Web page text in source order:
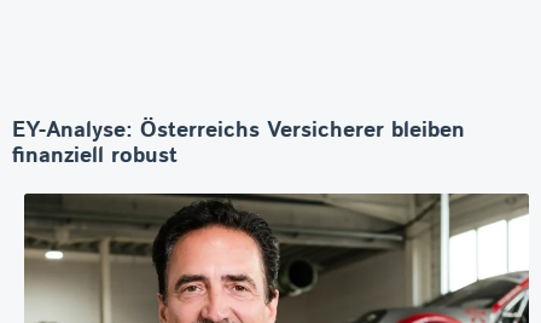
EY-Analyse: Österreichs Versicherer bleiben
finanziell robust